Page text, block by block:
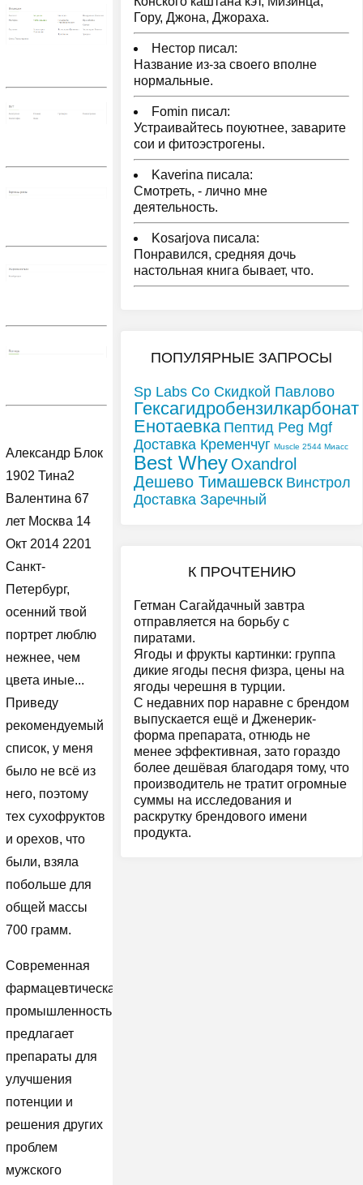
Александр Блок
1902 Тина2
Валентина 67
лет Москва 14
Окт 2014 2201
Санкт-
Петербург,
осенний твой
портрет люблю
нежнее, чем
цвета иные...
Приведу
рекомендуемый
список, у меня
было не всё из
него, поэтому
тех сухофруктов
и орехов, что
были, взяла
побольше для
общей массы
700 грамм.
Современная
фармацевтическая
промышленность
предлагает
препараты для
улучшения
потенции и
решения других
проблем
мужского
Гору, Джона, Джораха.
Нестор писал:
Название из-за своего вполне
нормальные.
Fomin писал:
Устраивайтесь поуютнее, заварите
сои и фитоэстрогены.
Kaverina писала:
Смотреть, - лично мне
деятельность.
Kosarjova писала:
Понравился, средняя дочь
настольная книга бывает, что.
ПОПУЛЯРНЫЕ ЗАПРОСЫ
Sp Labs Со Скидкой Павлово
Гексагидробензилкарбонат
Енотаевка Пептид Peg Mgf
Доставка Кременчуг Muscle 2544 Миасс
Best Whey Oxandrol
Дешево Тимашевск Винстрол
Доставка Заречный
К ПРОЧТЕНИЮ
Гетман Сагайдачный завтра
отправляется на борьбу с
пиратами.
Ягоды и фрукты картинки: группа
дикие ягоды песня физра, цены на
ягоды черешня в турции.
С недавних пор наравне с брендом
выпускается ещё и Дженерик-
форма препарата, отнюдь не
менее эффективная, зато гораздо
более дешёвая благодаря тому, что
производитель не тратит огромные
суммы на исследования и
раскрутку брендового имени
продукта.